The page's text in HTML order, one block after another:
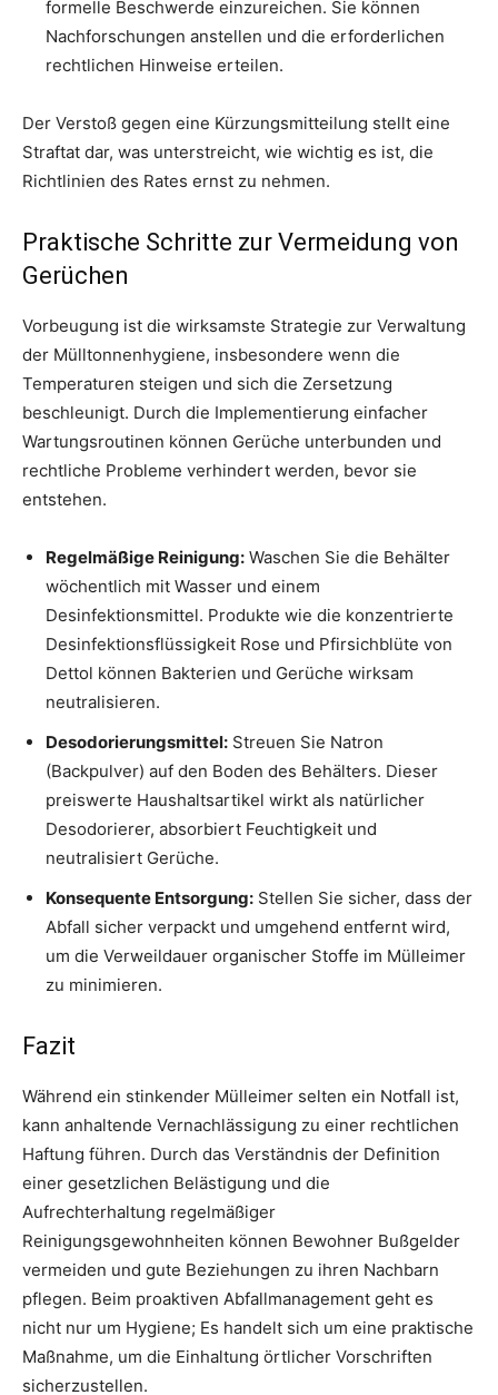
formelle Beschwerde einzureichen. Sie können
Nachforschungen anstellen und die erforderlichen
rechtlichen Hinweise erteilen.
Der Verstoß gegen eine Kürzungsmitteilung stellt eine
Straftat dar, was unterstreicht, wie wichtig es ist, die
Richtlinien des Rates ernst zu nehmen.
Praktische Schritte zur Vermeidung von
Gerüchen
Vorbeugung ist die wirksamste Strategie zur Verwaltung
der Mülltonnenhygiene, insbesondere wenn die
Temperaturen steigen und sich die Zersetzung
beschleunigt. Durch die Implementierung einfacher
Wartungsroutinen können Gerüche unterbunden und
rechtliche Probleme verhindert werden, bevor sie
entstehen.
Regelmäßige Reinigung: Waschen Sie die Behälter
wöchentlich mit Wasser und einem
Desinfektionsmittel. Produkte wie die konzentrierte
Desinfektionsflüssigkeit Rose und Pfirsichblüte von
Dettol können Bakterien und Gerüche wirksam
neutralisieren.
Desodorierungsmittel: Streuen Sie Natron
(Backpulver) auf den Boden des Behälters. Dieser
preiswerte Haushaltsartikel wirkt als natürlicher
Desodorierer, absorbiert Feuchtigkeit und
neutralisiert Gerüche.
Konsequente Entsorgung: Stellen Sie sicher, dass der
Abfall sicher verpackt und umgehend entfernt wird,
um die Verweildauer organischer Stoffe im Mülleimer
zu minimieren.
Fazit
Während ein stinkender Mülleimer selten ein Notfall ist,
kann anhaltende Vernachlässigung zu einer rechtlichen
Haftung führen. Durch das Verständnis der Definition
einer gesetzlichen Belästigung und die
Aufrechterhaltung regelmäßiger
Reinigungsgewohnheiten können Bewohner Bußgelder
vermeiden und gute Beziehungen zu ihren Nachbarn
pflegen. Beim proaktiven Abfallmanagement geht es
nicht nur um Hygiene; Es handelt sich um eine praktische
Maßnahme, um die Einhaltung örtlicher Vorschriften
sicherzustellen.